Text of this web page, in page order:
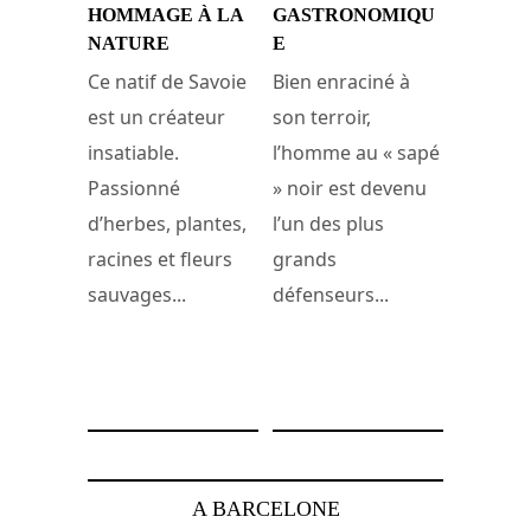
HOMMAGE À LA
NATURE
Ce natif de Savoie
est un créateur
insatiable.
Passionné
d’herbes, plantes,
racines et fleurs
sauvages...
GASTRONOMIQU
E
Bien enraciné à
son terroir,
l’homme au « sapé
» noir est devenu
l’un des plus
grands
défenseurs...
A BARCELONE